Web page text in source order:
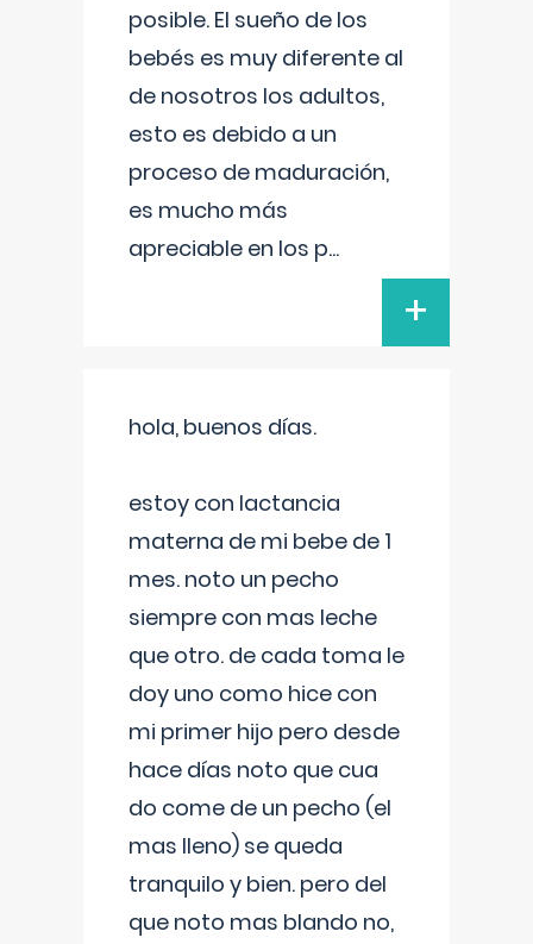
posible. El sueño de los
bebés es muy diferente al
de nosotros los adultos,
esto es debido a un
proceso de maduración,
es mucho más
apreciable en los p...
+
hola, buenos días.
estoy con lactancia
materna de mi bebe de 1
mes. noto un pecho
siempre con mas leche
que otro. de cada toma le
doy uno como hice con
mi primer hijo pero desde
hace días noto que cua
do come de un pecho (el
mas lleno) se queda
tranquilo y bien. pero del
que noto mas blando no,